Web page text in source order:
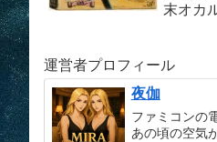
末オカ
運営者プロフィール
夜伽
ファミコンの
あの頃の空気